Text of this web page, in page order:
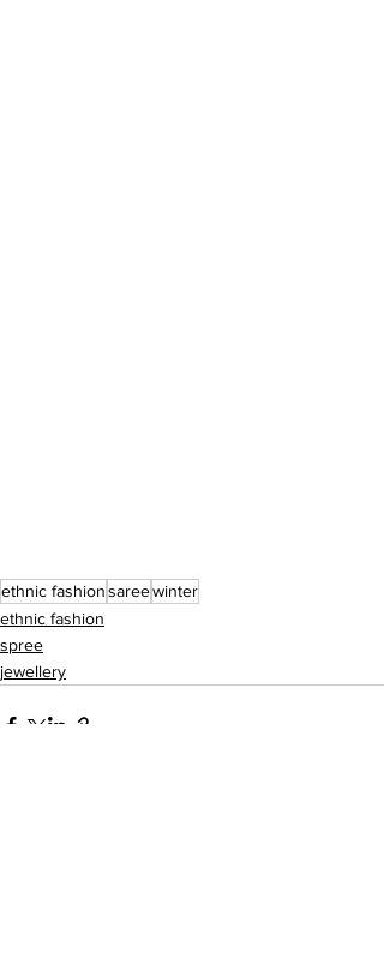
ethnic fashionsareewinter
ethnic fashion
spree
jewellery